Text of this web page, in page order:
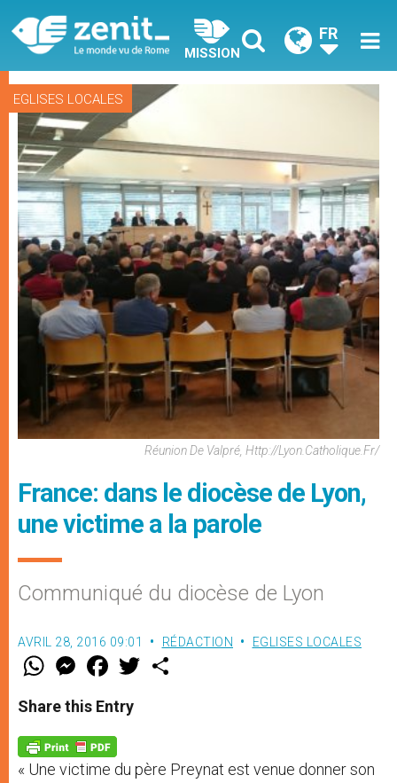
MISSION
FR
EGLISES LOCALES
Réunion De Valpré, Http://lyon.catholique.fr/
France: dans le diocèse de Lyon,
une victime a la parole
Communiqué du diocèse de Lyon
AVRIL 28, 2016 09:01 RÉDACTION EGLISES LOCALES
W
t
s
p
p
M
e
s
e
g
e
r
F
a
e
b
o
k
w
Share this Entry
« Une victime du père Preynat est venue donner son